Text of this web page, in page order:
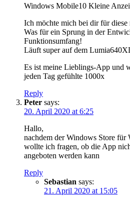
Windows Mobile10 Kleine
Ich möchte mich bei dir für diese
Was für ein Sprung in der
Funktionsumfang!
Läuft super auf dem
Es ist meine Lieblings-App und
jeden Tag gefühlte 1000x
Reply
Peter says:
20. April 2020 at 6:25
Hallo,
nachdem der Windows Store für
wollte ich fragen, ob die App
angeboten werden kann
Reply
Sebastian says:
21. April 2020 at 15:05